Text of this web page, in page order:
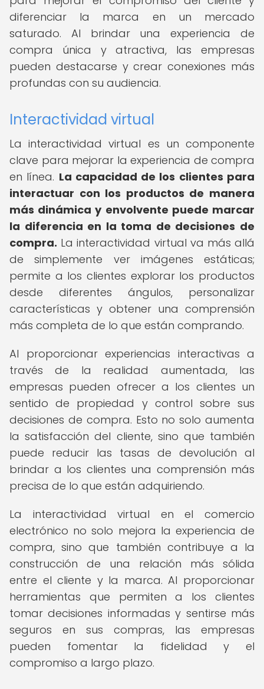
diferenciar la marca en un mercado
saturado. Al brindar una experiencia de
compra única y atractiva, las empresas
pueden destacarse y crear conexiones más
profundas con su audiencia.
Interactividad virtual
La interactividad virtual es un componente
clave para mejorar la experiencia de compra
en línea. La capacidad de los clientes para
interactuar con los productos de manera
más dinámica y envolvente puede marcar
la diferencia en la toma de decisiones de
compra. La interactividad virtual va más allá
de simplemente ver imágenes estáticas;
permite a los clientes explorar los productos
desde diferentes ángulos, personalizar
características y obtener una comprensión
más completa de lo que están comprando.
Al proporcionar experiencias interactivas a
través de la realidad aumentada, las
empresas pueden ofrecer a los clientes un
sentido de propiedad y control sobre sus
decisiones de compra. Esto no solo aumenta
la satisfacción del cliente, sino que también
puede reducir las tasas de devolución al
brindar a los clientes una comprensión más
precisa de lo que están adquiriendo.
La interactividad virtual en el comercio
electrónico no solo mejora la experiencia de
compra, sino que también contribuye a la
construcción de una relación más sólida
entre el cliente y la marca. Al proporcionar
herramientas que permiten a los clientes
tomar decisiones informadas y sentirse más
seguros en sus compras, las empresas
pueden fomentar la fidelidad y el
compromiso a largo plazo.